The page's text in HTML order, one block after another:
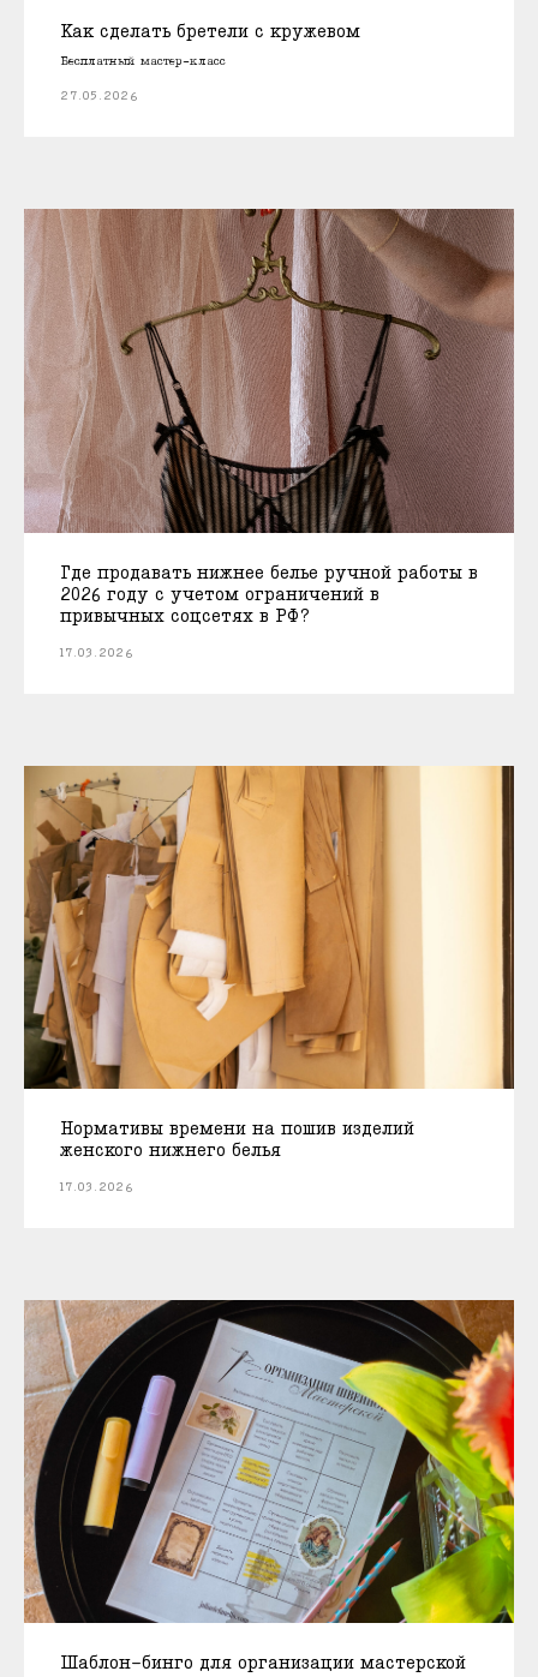
Как сделать бретели с кружевом
Бесплатный мастер-класс
27.05.2026
Где продавать нижнее белье ручной работы в
2026 году с учетом ограничений в
привычных соцсетях в РФ?
17.03.2026
Нормативы времени на пошив изделий
женского нижнего белья
17.03.2026
Шаблон-бинго для организации мастерской